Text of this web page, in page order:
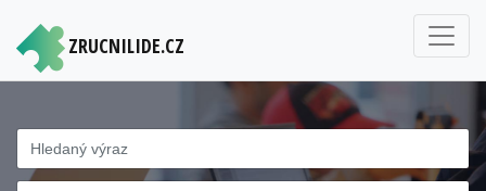
ZRUCNILIDE.CZ